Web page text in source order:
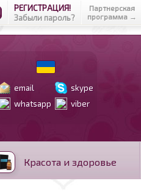
РЕГИСТРАЦИЯ!
Забыли пароль?
Партнерская
программа →
email
skype
whatsapp
viber
Красота и здоровье